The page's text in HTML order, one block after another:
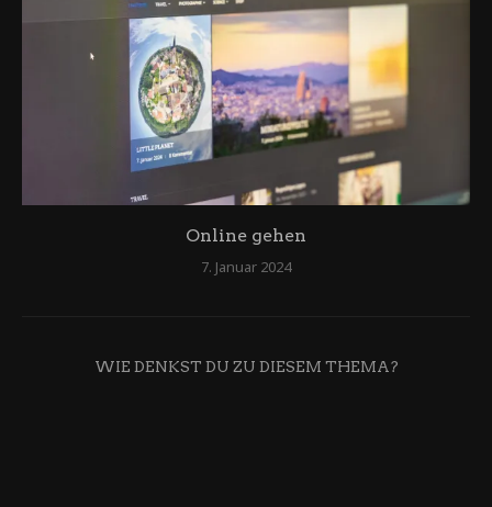
Online gehen
7. Januar 2024
WIE DENKST DU ZU DIESEM THEMA?